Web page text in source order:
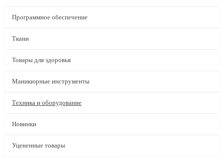
Программное обеспечение
Ткани
Товары для здоровья
Маникюрные инструменты
Техника и оборудование
Новинки
Уцененные товары